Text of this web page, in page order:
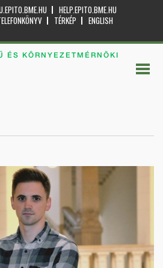
HELP.EPITO.BME.HU
TÉRKÉP
ENGLISH
ÉS KÖRNYEZETMÉRNÖKI